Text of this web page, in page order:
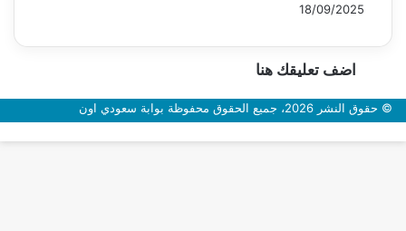
18/09/2025
اضف تعليقك هنا
© حقوق النشر 2026، جميع الحقوق محفوظة بوابة سعودي اون